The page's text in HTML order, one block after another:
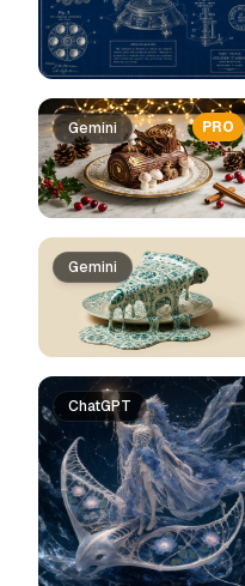
PRO
Gemini
Gemini
ChatGPT